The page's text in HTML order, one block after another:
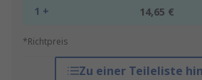
1 + 14,65 €
*Richtpreis
Zu einer Teileliste